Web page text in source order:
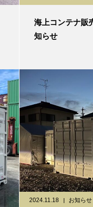
海上コンテナ販
知らせ
2024.11.18 お知らせ